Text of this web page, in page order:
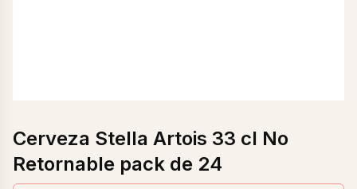
Cerveza Stella Artois 33 cl No
Retornable pack de 24